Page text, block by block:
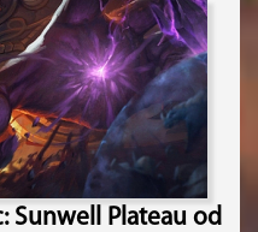
Sunwell Plateau od